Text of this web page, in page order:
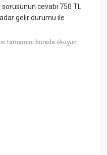
cevabı 750 TL
gelir durumu ile
tamamını burada okuyun: